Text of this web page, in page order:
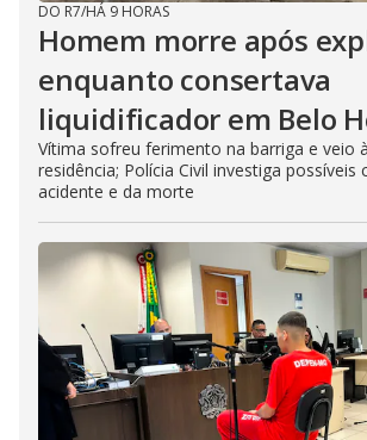
DO R7/HÁ 9 HORAS
Homem morre após
enquanto consertava
liquidificador em Belo
Vítima sofreu ferimento na barriga e veio
residência; Polícia Civil investiga possíveis
acidente e da morte